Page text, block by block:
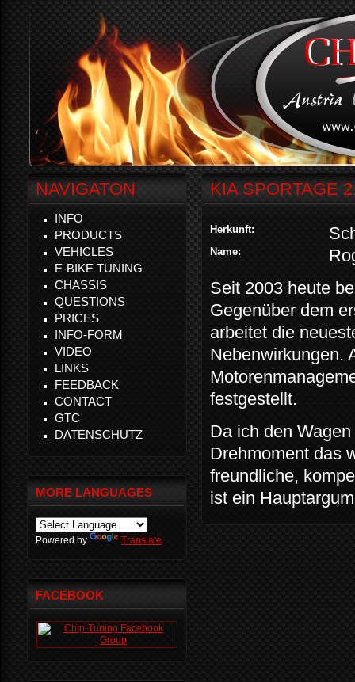
KIA SPORTAGE
Herkunft:
Name:
Seit 2003 heute
Gegenüber dem
arbeitet die
Nebenwirkungen.
festgestellt.
Da ich den
Drehmoment das
freundliche,
ist ein
NAVIGATON
INFO
PRODUCTS
VEHICLES
E-BIKE TUNING
CHASSIS
QUESTIONS
PRICES
INFO-FORM
VIDEO
LINKS
FEEDBACK
CONTACT
GTC
DATENSCHUTZ
MORE LANGUAGES
Powered by Translate
FACEBOOK